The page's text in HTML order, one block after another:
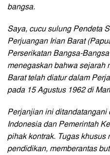
bangsa.
Saya, cucu sulung Pendeta
Perjuangan Irian Barat
Perserikatan Bangsa-
menegaskan bahwa sejarah
Barat telah diatur dalam
pada 15 Agustus 1962 di
Perjanjian ini ditandatangani
Indonesia dan Pemerintah
pihak kontrak. Tugas khusus
pendidikan, memberantas